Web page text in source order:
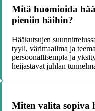
Mitä huomioida
pieniin häihin?
Hääkutsujen
tyyli, värimaailma ja
persoonallisempia ja
heijastavat juhlan
Miten valita sopiva